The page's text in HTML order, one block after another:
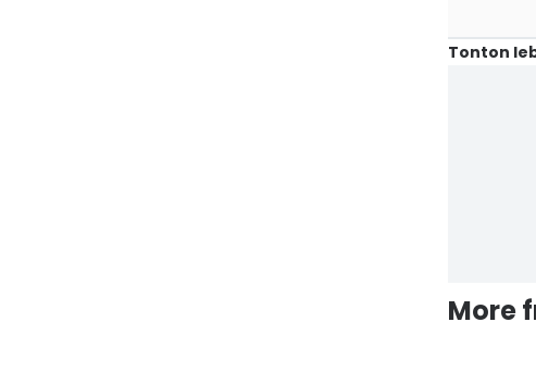
Tonton
More